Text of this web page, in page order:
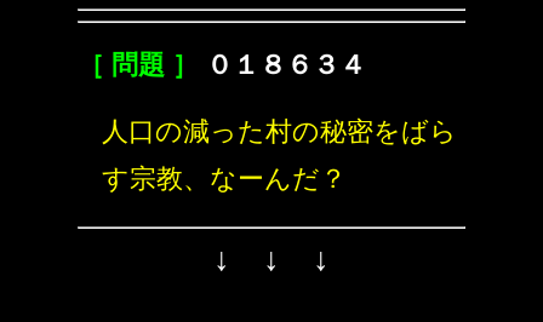
［ 問題 ］ ０１８６３４
人口の減った村の秘密をばら
す宗教、なーんだ？
↓ ↓ ↓